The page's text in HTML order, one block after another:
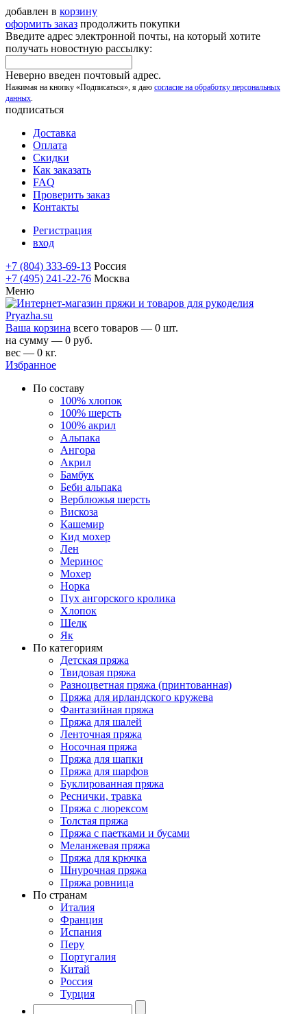
добавлен в корзину
оформить заказ продолжить покупки
Введите адрес электронной почты, на который хотите
получать новостную рассылку:
Неверно введен почтовый адрес.
Нажимая на кнопку «Подписаться», я даю согласие на обработку персональных
данных.
подписаться
Доставка
Оплата
Скидки
Как заказать
FAQ
Проверить заказ
Контакты
Регистрация
вход
+7 (804) 333-69-13 Россия
+7 (495) 241-22-76 Москва
Меню
Ваша корзина всего товаров — 0 шт.
на сумму — 0 руб.
вес — 0 кг.
Избранное
По составу
100% хлопок
100% шерсть
100% акрил
Альпака
Ангора
Акрил
Бамбук
Беби альпака
Верблюжья шерсть
Вискоза
Кашемир
Кид мохер
Лен
Меринос
Мохер
Норка
Пух ангорского кролика
Хлопок
Шелк
Як
По категориям
Детская пряжа
Твидовая пряжа
Разноцветная пряжа (принтованная)
Пряжа для ирландского кружева
Фантазийная пряжа
Пряжа для шалей
Ленточная пряжа
Носочная пряжа
Пряжа для шапки
Пряжа для шарфов
Буклированная пряжа
Реснички, травка
Пряжа с люрексом
Толстая пряжа
Пряжа с паетками и бусами
Меланжевая пряжа
Пряжа для крючка
Шнурочная пряжа
Пряжа ровница
По странам
Италия
Франция
Испания
Перу
Португалия
Китай
Россия
Турция